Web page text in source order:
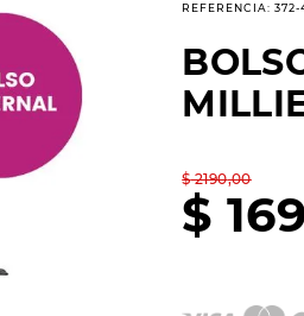
REFERENCIA:372-
$ 2190,00
$